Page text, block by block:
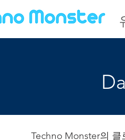
Techno Monster의